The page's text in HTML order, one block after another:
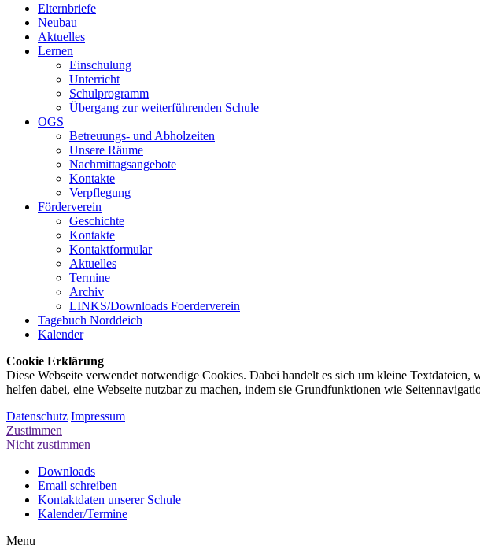
Elternbriefe
Neubau
Aktuelles
Lernen
Einschulung
Unterricht
Schulprogramm
Übergang zur weiterführenden Schule
OGS
Betreuungs- und Abholzeiten
Unsere Räume
Nachmittagsangebote
Kontakte
Verpflegung
Förderverein
Geschichte
Kontakte
Kontaktformular
Aktuelles
Termine
Archiv
LINKS/Downloads Foerderverein
Tagebuch Norddeich
Kalender
Cookie Erklärung
Diese Webseite verwendet notwendige Cookies. Dabei handelt es sich um kleine
helfen dabei, eine Webseite nutzbar zu machen, indem sie Grundfunktionen wie
Datenschutz Impressum
Zustimmen
Nicht zustimmen
Downloads
Email schreiben
Kontaktdaten unserer Schule
Kalender/Termine
Menu